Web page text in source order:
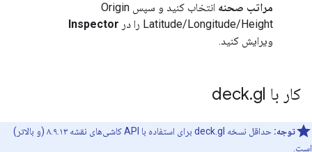
مراتب صحنه
انتخاب کنید و سپس Origin
Latitude/Longitude/Height را در
Inspector
ویرایش کنید.
کار با deck .gl
توجه:
حداقل نسخه deck.gl برای استفاده با API کاشی‌های نقشه ۸.۹.۱۳ (و بالاتر)
است.